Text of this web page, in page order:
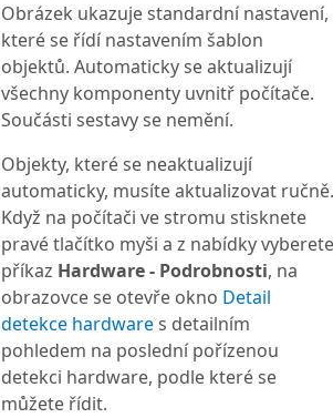
Obrázek ukazuje standardní nastavení,
které se řídí nastavením šablon
objektů. Automaticky se aktualizují
všechny komponenty uvnitř počítače.
Součásti sestavy se nemění.
Objekty, které se neaktualizují
automaticky, musíte aktualizovat ručně.
Když na počítači ve stromu stisknete
pravé tlačítko myši a z nabídky vyberete
příkaz Hardware - Podrobnosti, na
obrazovce se otevře okno Detail
detekce hardwares detailním
pohledem na poslední pořízenou
detekci hardware, podle které se
můžete řídit.